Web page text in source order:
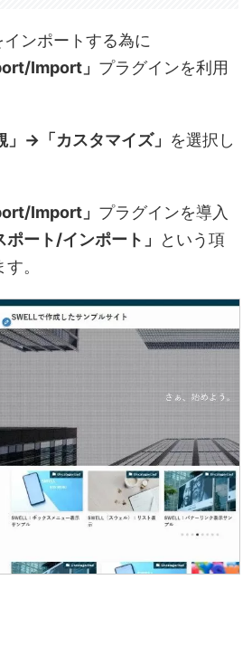
インポートする為に
Import」 プラグインを利用
」→「カスタマイズ」 を選択し
Import」 プラグインを導入
ポート/インポート」
という項
。